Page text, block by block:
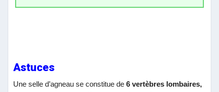
Astuces
Une selle d’agneau se constitue de6 vertèbres lombaires,